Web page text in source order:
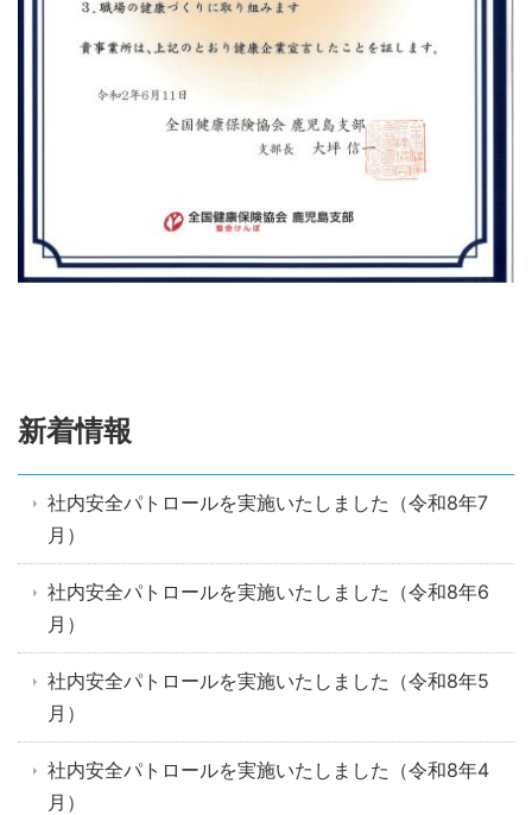
新着情報
社内安全パトロールを実施いたしました（令和8年7
月）
社内安全パトロールを実施いたしました（令和8年6
月）
社内安全パトロールを実施いたしました（令和8年5
月）
社内安全パトロールを実施いたしました（令和8年4
月）